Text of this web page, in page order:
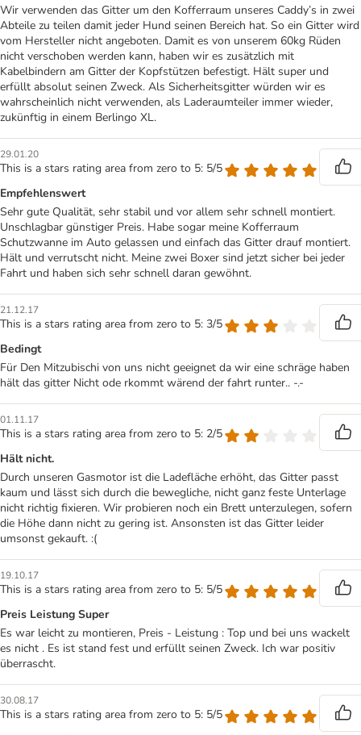
Wir verwenden das Gitter um den Kofferraum unseres Caddy’s in zwei
Abteile zu teilen damit jeder Hund seinen Bereich hat. So ein Gitter wird
vom Hersteller nicht angeboten. Damit es von unserem 60kg Rüden
nicht verschoben werden kann, haben wir es zusätzlich mit
Kabelbindern am Gitter der Kopfstützen befestigt. Hält super und
erfüllt absolut seinen Zweck. Als Sicherheitsgitter würden wir es
wahrscheinlich nicht verwenden, als Laderaumteiler immer wieder,
zukünftig in einem Berlingo XL.
29.01.20
This is a stars rating area from zero to 5: 5/5
Empfehlenswert
Sehr gute Qualität, sehr stabil und vor allem sehr schnell montiert.
Unschlagbar günstiger Preis. Habe sogar meine Kofferraum
Schutzwanne im Auto gelassen und einfach das Gitter drauf montiert.
Hält und verrutscht nicht. Meine zwei Boxer sind jetzt sicher bei jeder
Fahrt und haben sich sehr schnell daran gewöhnt.
21.12.17
This is a stars rating area from zero to 5: 3/5
Bedingt
Für Den Mitzubischi von uns nicht geeignet da wir eine schräge haben
hält das gitter Nicht ode rkommt wärend der fahrt runter.. -.-
01.11.17
This is a stars rating area from zero to 5: 2/5
Hält nicht.
Durch unseren Gasmotor ist die Ladefläche erhöht, das Gitter passt
kaum und lässt sich durch die bewegliche, nicht ganz feste Unterlage
nicht richtig fixieren. Wir probieren noch ein Brett unterzulegen, sofern
die Höhe dann nicht zu gering ist. Ansonsten ist das Gitter leider
umsonst gekauft. :(
19.10.17
This is a stars rating area from zero to 5: 5/5
Preis Leistung Super
Es war leicht zu montieren, Preis - Leistung : Top und bei uns wackelt
es nicht . Es ist stand fest und erfüllt seinen Zweck. Ich war positiv
überrascht.
30.08.17
This is a stars rating area from zero to 5: 5/5